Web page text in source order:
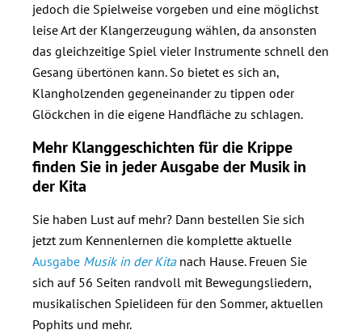
jedoch die Spielweise vorgeben und eine möglichst
leise Art der Klangerzeugung wählen, da ansonsten
das gleichzeitige Spiel vieler Instrumente schnell den
Gesang übertönen kann. So bietet es sich an,
Klangholzenden gegeneinander zu tippen oder
Glöckchen in die eigene Handfläche zu schlagen.
Mehr Klanggeschichten für die Krippe
finden Sie in jeder Ausgabe der Musik in
der Kita
Sie haben Lust auf mehr? Dann bestellen Sie sich
jetzt zum Kennenlernen die komplette aktuelle
Ausgabe Musik in der Kitanach Hause. Freuen Sie
sich auf 56 Seiten randvoll mit Bewegungsliedern,
musikalischen Spielideen für den Sommer, aktuellen
Pophits und mehr.